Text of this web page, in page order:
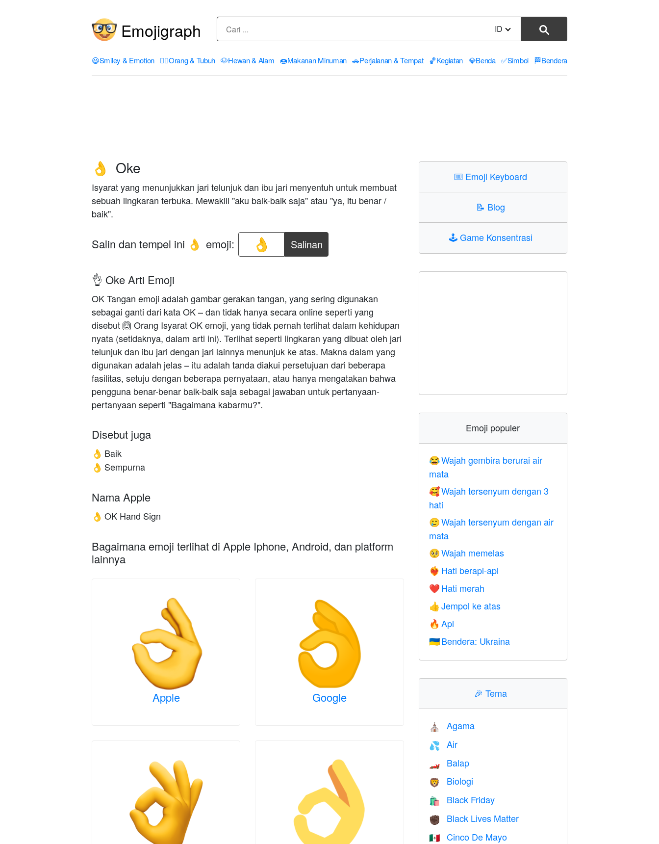
Emojigraph ID
😃Smiley & Emotion 🤦‍♀️Orang & Tubuh 🐶Hewan & Alam 🍩Makanan Minuman 🚗Perjalanan & Tempat 🏀Kegiatan 💎Benda ✅Simbol 🏁Bendera
👌 Oke
Isyarat yang menunjukkan jari telunjuk dan ibu jari menyentuh untuk membuat
sebuah lingkaran terbuka. Mewakili "aku baik-baik saja" atau "ya, itu benar /
baik".
Salin dan tempel ini 👌 emoji: Salinan
👌 Oke Arti Emoji
OK Tangan emoji adalah gambar gerakan tangan, yang sering digunakan
sebagai ganti dari kata OK – dan tidak hanya secara online seperti yang
disebut 🙆 Orang Isyarat OK emoji, yang tidak pernah terlihat dalam kehidupan
nyata (setidaknya, dalam arti ini). Terlihat seperti lingkaran yang dibuat oleh jari
telunjuk dan ibu jari dengan jari lainnya menunjuk ke atas. Makna dalam yang
digunakan adalah jelas – itu adalah tanda diakui persetujuan dari beberapa
fasilitas, setuju dengan beberapa pernyataan, atau hanya mengatakan bahwa
pengguna benar-benar baik-baik saja sebagai jawaban untuk pertanyaan-
pertanyaan seperti "Bagaimana kabarmu?".
Disebut juga
👌 Baik
👌 Sempurna
Nama Apple
👌 OK Hand Sign
Bagaimana emoji terlihat di Apple Iphone, Android, dan platform
lainnya
Apple Google
⌨️ Emoji Keyboard
📝 Blog
🕹️Game Konsentrasi
Emoji populer
😂Wajah gembira berurai air
mata
🥰Wajah tersenyum dengan 3
hati
🥲 Wajah tersenyum dengan air
mata
🥺 Wajah memelas
❤️‍🔥 Hati berapi-api
❤️ Hati merah
👍 Jempol ke atas
🔥 Api
🇺🇦 Bendera: Ukraina
🎉Tema
⛪️ Agama
💦 Air
🏎 Balap
🦁 Biologi
🛍 Black Friday
✊🏿 Black Lives Matter
🇲🇽 Cinco De Mayo